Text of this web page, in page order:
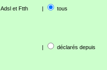
Adsl et Ftth | tous
| déclarés depuis